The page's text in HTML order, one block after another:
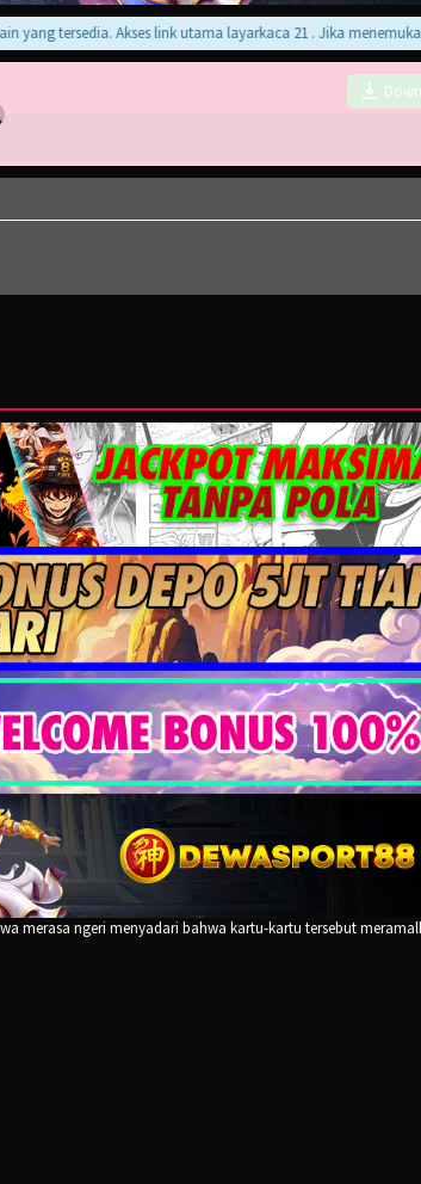
tersedia. Akses link utama layarkaca 21 . Jika menemukan
merasa ngeri menyadari bahwa kartu-kartu tersebut